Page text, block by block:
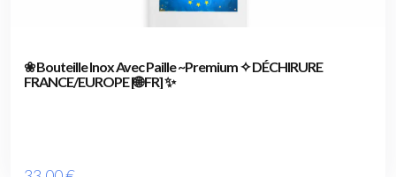
❀ Bouteille Inox Avec Paille ~Premium ✧ DÉCHIRURE
FRANCE/EUROPE [🌐 FR] ✨